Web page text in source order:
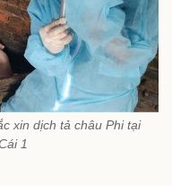
xin dịch tả châu Phi tại
1